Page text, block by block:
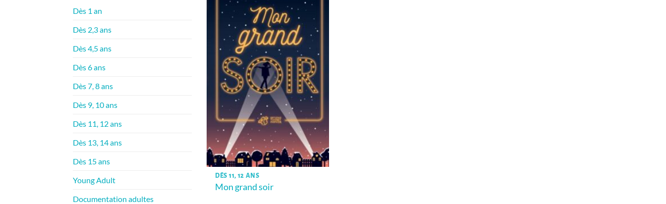
Dès 1 an
Dès 2,3 ans
Dès 4,5 ans
Dès 6 ans
Dès 7, 8 ans
Dès 9, 10 ans
Dès 11, 12 ans
Dès 13, 14 ans
Dès 15 ans
Young Adult
Documentation adultes
DÈS 11, 12 ANS
Mon grand soir